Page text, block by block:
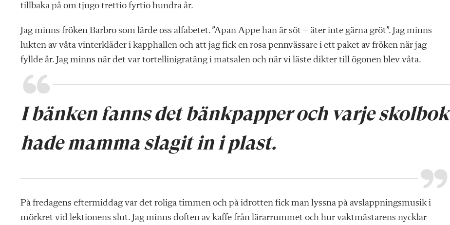
tillbaka på om tjugo trettio fyrtio hundra år.
Jag minns fröken Barbro som lärde oss alfabetet. ”Apan Appe han är söt – äter inte gärna gröt”. Jag minns
lukten av våta vinterkläder i kapphallen och att jag fick en rosa pennvässare i ett paket av fröken när jag
fyllde år. Jag minns när det var tortellinigratäng i matsalen och när vi läste dikter till ögonen blev våta.
I bänken fanns det bänkpapper och varje skolbok
hade mamma slagit in i plast.
På fredagens eftermiddag var det roliga timmen och på idrotten fick man lyssna på avslappningsmusik i
mörkret vid lektionens slut. Jag minns doften av kaffe från lärarrummet och hur vaktmästarens nycklar